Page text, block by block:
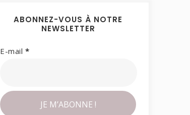
ABONNEZ-VOUS À NOTRE
NEWSLETTER
E-mail *